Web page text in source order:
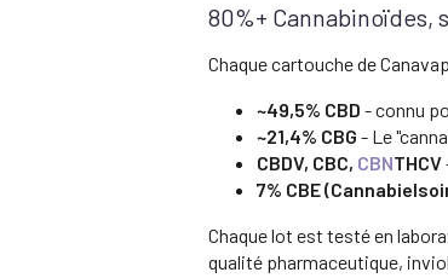
80%+ Cannabinoïdes,
Chaque cartouche de
~49,5% CBD - connu
~21,4% CBG - Le
CBDV, CBC, CBNTHCV
7% CBE
Chaque lot est testé en
qualité pharmaceutique,